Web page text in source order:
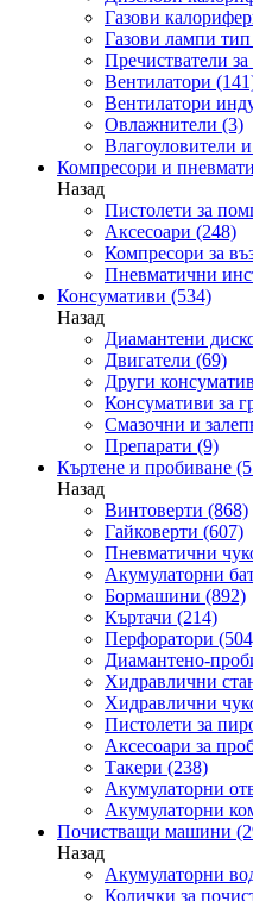
Газови
Газови лампи тип
Пречистватели за
Вентилатори
Вентилатори
Овлажнители (3)
Влагоуловители
Компресори и
Назад
Пистолети за
Аксесоари (248)
Компресори за
Пневматични
Консумативи (534)
Назад
Диамантени
Двигатели (69)
Други
Консумативи за
Смазочни и
Препарати (9)
Къртене и пробиване
Назад
Винтоверти (868)
Гайковерти (607)
Пневматични
Акумулаторни
Бормашини (892)
Къртачи (214)
Перфоратори
Диамантено-
Хидравлични
Хидравлични
Пистолети за
Аксесоари за
Такери (238)
Акумулаторни
Акумулаторни
Почистващи машини
Назад
Акумулаторни
Колички за